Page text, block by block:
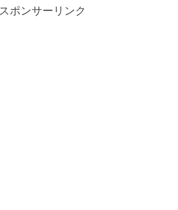
スポンサーリンク